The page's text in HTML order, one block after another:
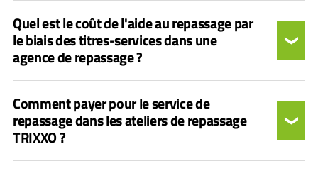
Quel est le coût de l'aide au repassage par
le biais des titres-services dans une
agence de repassage ?
Comment payer pour le service de
repassage dans les ateliers de repassage
TRIXXO ?